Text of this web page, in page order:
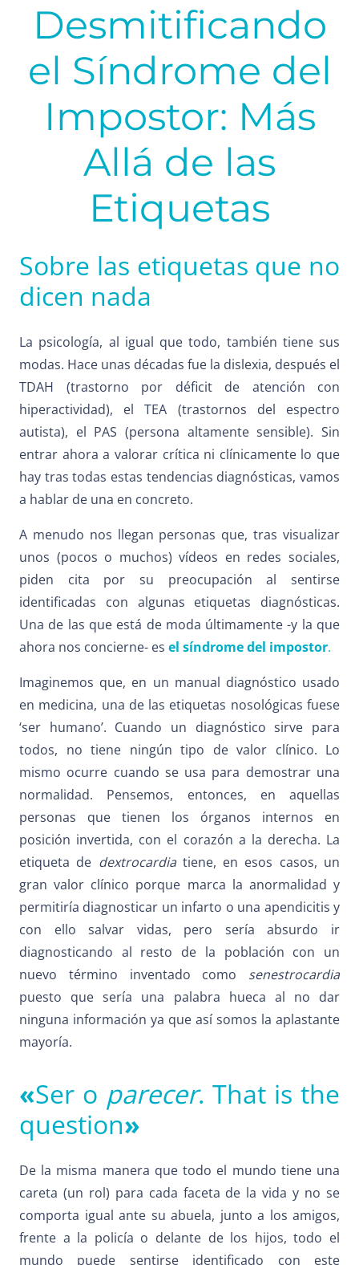
Desmitificando
el Síndrome del
Impostor: Más
Allá de las
Etiquetas
Sobre las etiquetas que no
dicen nada
La psicología, al igual que todo, también tiene sus
modas. Hace unas décadas fue la dislexia, después el
TDAH (trastorno por déficit de atención con
hiperactividad), el TEA (trastornos del espectro
autista), el PAS (persona altamente sensible). Sin
entrar ahora a valorar crítica ni clínicamente lo que
hay tras todas estas tendencias diagnósticas, vamos
a hablar de una en concreto.
A menudo nos llegan personas que, tras visualizar
unos (pocos o muchos) vídeos en redes sociales,
piden cita por su preocupación al sentirse
identificadas con algunas etiquetas diagnósticas.
Una de las que está de moda últimamente -y la que
ahora nos concierne- es el síndrome del impostor.
Imaginemos que, en un manual diagnóstico usado
en medicina, una de las etiquetas nosológicas fuese
‘ser humano’. Cuando un diagnóstico sirve para
todos, no tiene ningún tipo de valor clínico. Lo
mismo ocurre cuando se usa para demostrar una
normalidad. Pensemos, entonces, en aquellas
personas que tienen los órganos internos en
posición invertida, con el corazón a la derecha. La
etiqueta de dextrocardiatiene, en esos casos, un
gran valor clínico porque marca la anormalidad y
permitiría diagnosticar un infarto o una apendicitis y
con ello salvar vidas, pero sería absurdo ir
diagnosticando al resto de la población con un
nuevo término inventado como senestrocardia
puesto que sería una palabra hueca al no dar
ninguna información ya que así somos la aplastante
mayoría.
«Ser o parecer. That is the
question»
De la misma manera que todo el mundo tiene una
careta (un rol) para cada faceta de la vida y no se
comporta igual ante su abuela, junto a los amigos,
frente a la policía o delante de los hijos, todo el
mundo puede sentirse identificado con este